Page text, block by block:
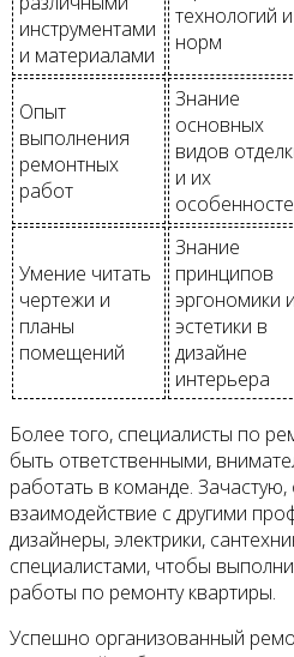
инструментами
и материалами
технологий и
норм
Опыт
выполнения
ремонтных
работ
Знание
основных
видов
и их
Умение читать
чертежи и
планы
помещений
Знание
принципов
эргономики и
эстетики в
дизайне
интерьера
Более того, специалисты по
быть ответственными,
работать в команде.
взаимодействие с другими
дизайнеры, электрики,
специалистами, чтобы
работы по ремонту квартиры.
Успешно организованный